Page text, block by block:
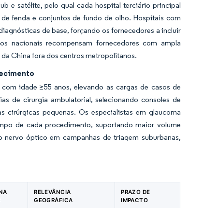
e satélite, pelo qual cada hospital terciário principal
fenda e conjuntos de fundo de olho. Hospitais com
de base, forçando os fornecedores a incluir
nacionais recompensam fornecedores com ampla
China fora dos centros metropolitanos.
idade ≥55 anos, elevando as cargas de casos de
de cirurgia ambulatorial, selecionando consoles de
pequenas. Os especialistas em glaucoma
de cada procedimento, suportando maior volume
óptico em campanhas de triagem suburbanas,
RELEVÂNCIA
GEOGRÁFICA
PRAZO DE
IMPACTO